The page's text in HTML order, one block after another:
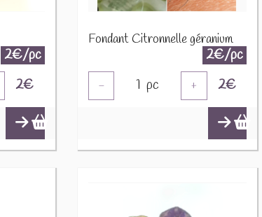
2€/pc
2€
Fondant Citronnelle géranium
2€/pc
- 1 pc + 2€